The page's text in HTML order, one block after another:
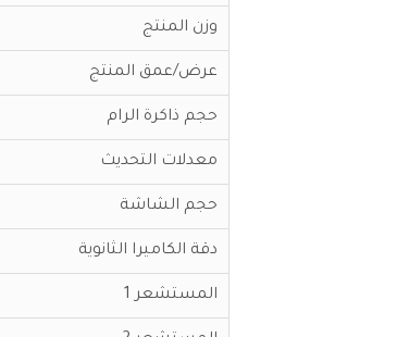
وزن المنتج
عرض/عمق المنتج
حجم ذاكرة الرام
معدلات التحديث
حجم الشاشة
دقة الكاميرا الثانوية
المستشعر 1